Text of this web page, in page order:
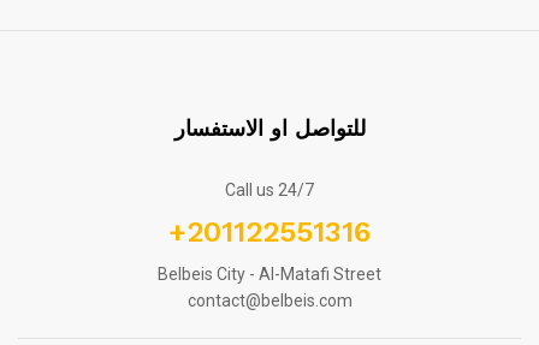
للتواصل او الاستفسار
Call us 24/7
+201122551316
Belbeis City - Al-Matafi Street
contact@belbeis.com